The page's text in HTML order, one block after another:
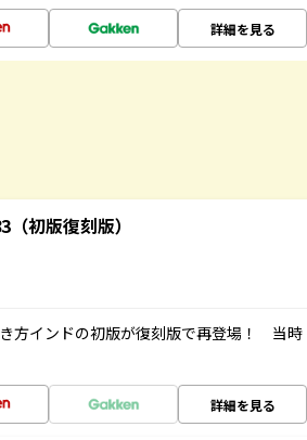
詳細を見る
初版復刻版）
方インドの初版が復刻版で再登場！ 当時
詳細を見る